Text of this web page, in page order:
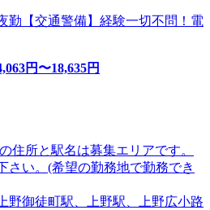
勤【交通警備】経験一切不問！電
円〜18,635円
住所と駅名は募集エリアです。
さい。(希望の勤務地で勤務でき
野御徒町駅、上野駅、上野広小路